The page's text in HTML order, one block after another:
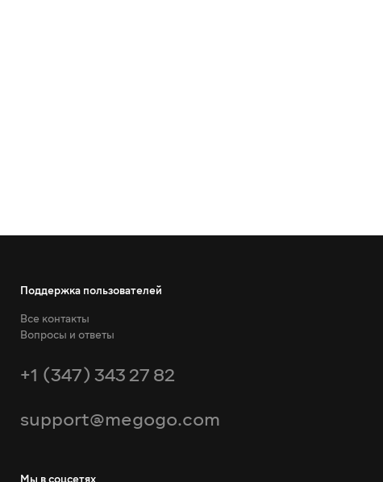
Поддержка пользователей
Все контакты
Вопросы и ответы
+1 (347) 343 27 82
support@megogo.com